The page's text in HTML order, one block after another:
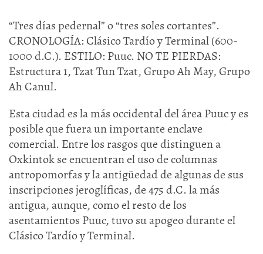
“Tres días pedernal” o “tres soles cortantes”.
CRONOLOGÍA: Clásico Tardío y Terminal (600-
1000 d.C.). ESTILO: Puuc. NO TE PIERDAS:
Estructura 1, Tzat Tun Tzat, Grupo Ah May, Grupo
Ah Canul.
Esta ciudad es la más occidental del área Puuc y es
posible que fuera un importante enclave
comercial. Entre los rasgos que distinguen a
Oxkintok se encuentran el uso de columnas
antropomorfas y la antigüedad de algunas de sus
inscripciones jeroglíficas, de 475 d.C. la más
antigua, aunque, como el resto de los
asentamientos Puuc, tuvo su apogeo durante el
Clásico Tardío y Terminal.